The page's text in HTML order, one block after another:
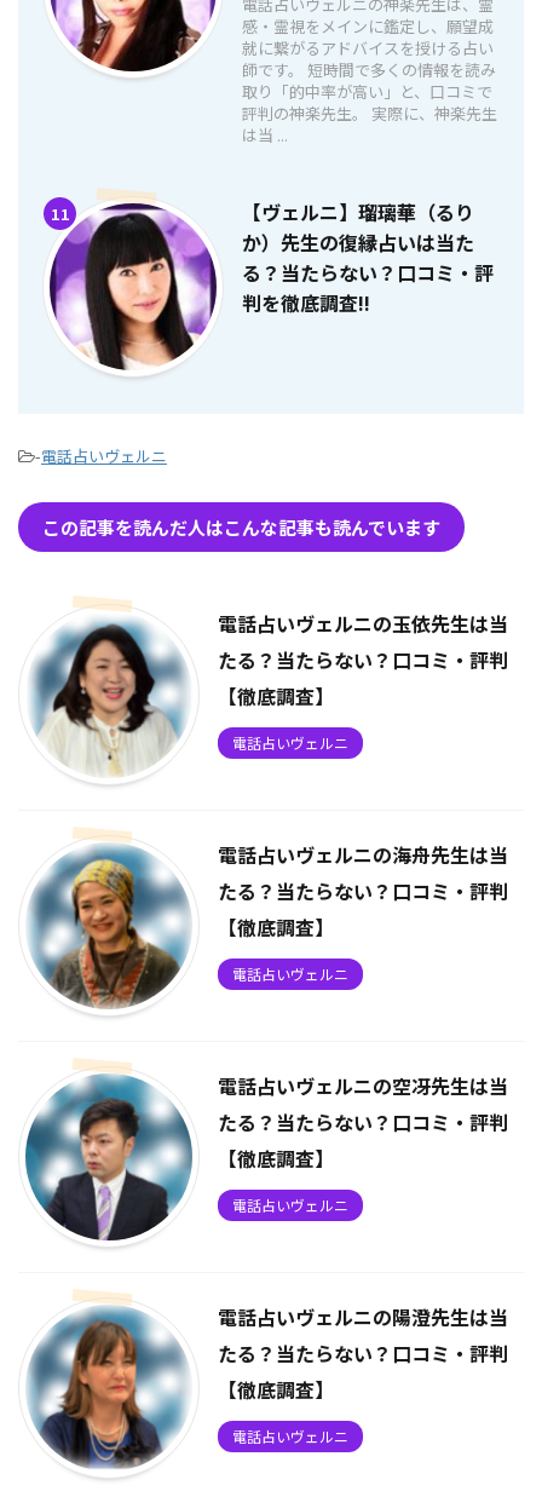
感・霊視をメインに鑑定し、願望成
就に繋がるアドバイスを授ける占い
師です。 短時間で多くの情報を読み
取り「的中率が高い」と、口コミで
評判の神楽先生。 実際に、神楽先生
は当 ...
11
【ヴェルニ】瑠璃華（るり
か）先生の復縁占いは当た
る？当たらない？口コミ・評
判を徹底調査!!
-電話占いヴェルニ
この記事を読んだ人はこんな記事も読んでいます
電話占いヴェルニの玉依先生は当
たる？当たらない？口コミ・評判
【徹底調査】
電話占いヴェルニ
電話占いヴェルニの海舟先生は当
たる？当たらない？口コミ・評判
【徹底調査】
電話占いヴェルニ
電話占いヴェルニの空冴先生は当
たる？当たらない？口コミ・評判
【徹底調査】
電話占いヴェルニ
電話占いヴェルニの陽澄先生は当
たる？当たらない？口コミ・評判
【徹底調査】
電話占いヴェルニ